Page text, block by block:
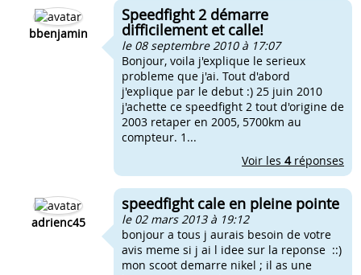
Mon speedfight ne demarre pas
Ma moto demarre a froid mais cale a chaud
bbenjamin
Speedfight 2 démarre
difficilement et calle!
le 08 septembre 2010 à 17:07
Bonjour, voila j'explique le serieux
probleme que j'ai. Tout d'abord
j'explique par le debut :) 25 juin 2010
j'achette ce speedfight 2 tout d'origine de
2003 retaper en 2005, 5700km au
compteur. 1...
Voir les 4réponses
adrienc45
speedfight cale en pleine pointe
le 02 mars 2013 à 19:12
bonjour a tous j aurais besoin de votre
avis meme si j ai l idee sur la reponse ::)
mon scoot demarre nikel ; il as une